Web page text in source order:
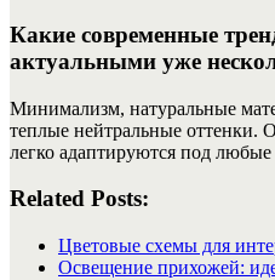
Какие современные
актуальными уже
Минимализм, натуральные
теплые нейтральные оттенки.
легко адаптируются под
Related Posts:
Цветовые схемы для
Освещение прихожей: